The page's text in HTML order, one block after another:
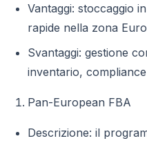
Vantaggi: stoccaggio
rapide nella zona
Svantaggi: gestione
inventario,
Pan-European FBA
Descrizione: il